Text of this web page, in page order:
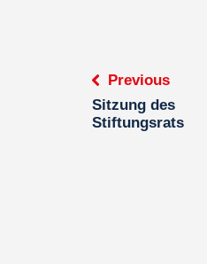
Previous
Sitzung des
Stiftungsrats